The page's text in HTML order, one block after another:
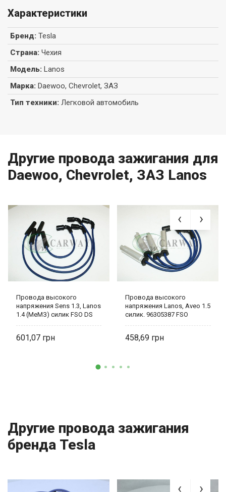
Характеристики
Бренд: Tesla
Страна: Чехия
Модель: Lanos
Марка: Daewoo, Chevrolet, ЗАЗ
Тип техники: Легковой автомобиль
Другие провода зажигания для
Daewoo, Chevrolet, ЗАЗ Lanos
Провода высокого
напряжения Sens 1.3, Lanos
1.4 (МеМЗ) силик FSO DS
601,07
Провода высокого
напряжения Lanos, Aveo 1.5
силик. 96305387 FSO
458,69
Другие провода зажигания
бренда Tesla